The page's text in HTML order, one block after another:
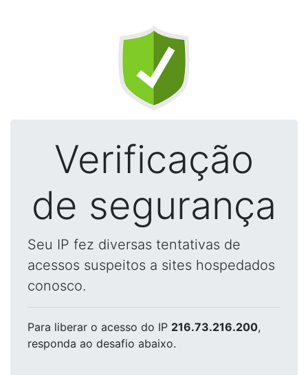
Verificação
de segurança
Seu IP fez diversas tentativas de
acessos suspeitos a sites hospedados
conosco.
Para liberar o acesso do IP 216.73.216.200,
responda ao desafio abaixo.